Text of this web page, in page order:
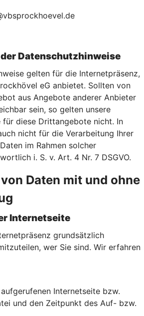
Datenschutzhinweise
gelten für die Internetpräsenz,
eG anbietet. Sollten von
aus Angebote anderer Anbieter
sein, so gelten unsere
für diese Drittangebote nicht. In
nicht für die Verarbeitung Ihrer
im Rahmen solcher
i. S. v. Art. 4 Nr. 7 DSGVO.
Daten mit und ohne
Internetseite
grundsätzlich
wer Sie sind. Wir erfahren
Internetseite bzw.
und den Zeitpunkt des Auf- bzw.